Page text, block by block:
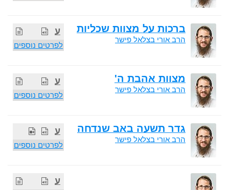
ע
לפרטים נוספים
ברכות על מצוות שכליות
הרב אורי בצלאל פישר
ע
לפרטים נוספים
מצוות אהבת ה'
הרב אורי בצלאל פישר
ע
לפרטים נוספים
גדר תשעה באב שנדחה
הרב אורי בצלאל פישר
ע